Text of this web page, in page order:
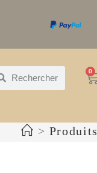
0
> Produits